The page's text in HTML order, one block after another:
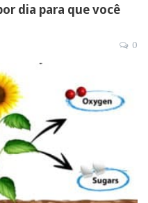
dia para que você
0